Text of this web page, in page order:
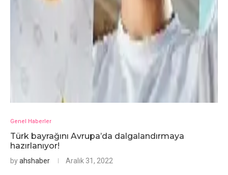
Genel Haberler
Türk bayrağını Avrupa’da dalgalandırmaya
hazırlanıyor!
byahshaber Aralık 31, 2022